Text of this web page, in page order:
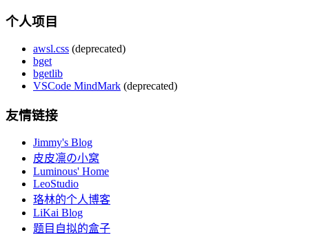
个人项目
awsl.css (deprecated)
bget
bgetlib
VSCode MindMark (deprecated)
友情链接
Jimmy's Blog
皮皮凛の小窝
Luminous' Home
LeoStudio
珞林的个人博客
LiKai Blog
题目自拟的盒子